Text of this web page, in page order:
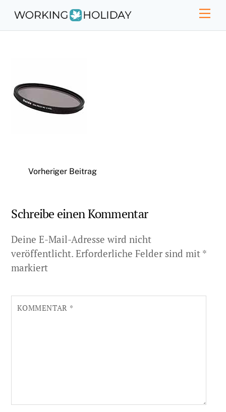
content
Vorheriger Beitrag
Schreibe einen Kommentar
Deine E-Mail-Adresse wird nicht
veröffentlicht. Erforderliche Felder sind mit *
markiert
KOMMENTAR *